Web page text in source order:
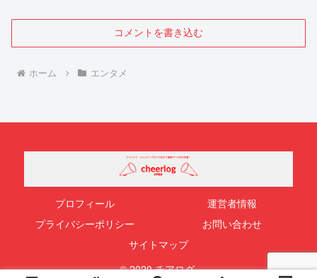
コメントを書き込む
ホーム エンタメ
プロフィール
運営者情報
プライバシーポリシー
お問い合わせ
サイトマップ
© 2020 チアログ.